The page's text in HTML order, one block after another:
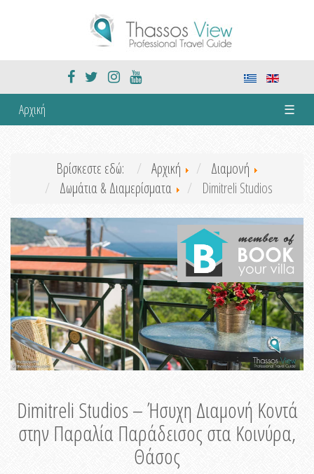
Αρχική ☰
Βρίσκεστε εδώ: Αρχική
Διαμονή
Δωμάτια & Διαμερίσματα
Dimitreli Studios
Dimitreli Studios – Ήσυχη Διαμονή Κοντά
στην Παραλία Παράδεισος στα Κοινύρα,
Θάσος